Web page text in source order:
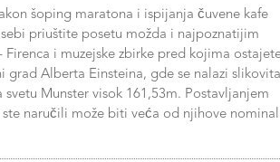
šoping maratona i ispijanja čuvene kafe
priuštite posetu možda i najpoznatijim
i muzejske zbirke pred kojima
Alberta Einsteina, gde se nalazi slikovita
Munster visok 161,53m. Postavljanjem
naručili može biti veća od njihove